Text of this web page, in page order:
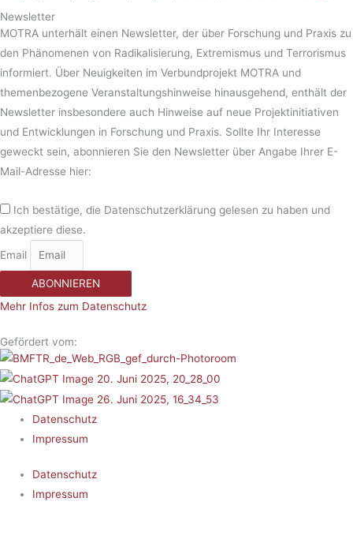
Newsletter
MOTRA unterhält einen Newsletter, der über Forschung und Praxis zu
den Phänomenen von Radikalisierung, Extremismus und Terrorismus
informiert. Über Neuigkeiten im Verbundprojekt MOTRA und
themenbezogene Veranstaltungshinweise hinausgehend, enthält der
Newsletter insbesondere auch Hinweise auf neue Projektinitiativen
und Entwicklungen in Forschung und Praxis. Sollte Ihr Interesse
geweckt sein, abonnieren Sie den Newsletter über Angabe Ihrer E-
Mail-Adresse hier:
Ich bestätige, die Datenschutzerklärung gelesen zu haben und
akzeptiere diese.
Email
ABONNIEREN
Mehr Infos zum Datenschutz
Gefördert vom:
Datenschutz
Impressum
Datenschutz
Impressum